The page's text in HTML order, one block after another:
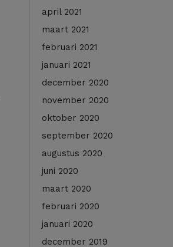
april 2021
maart 2021
februari 2021
januari 2021
december 2020
november 2020
oktober 2020
september 2020
augustus 2020
juni 2020
maart 2020
februari 2020
januari 2020
december 2019